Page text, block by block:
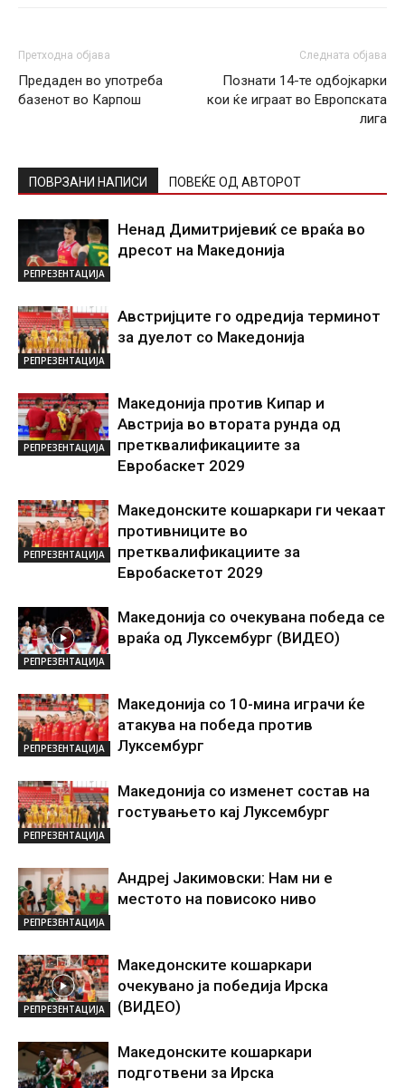
Претходна објава
Предаден во употреба
базенот во Карпош
Следната објава
Познати 14-те одбојкарки
кои ќе играат во Европската
лига
ПОВРЗАНИ НАПИСИ ПОВЕЌЕ ОД АВТОРОТ
РЕПРЕЗЕНТАЦИЈА
Ненад Димитријевиќ се враќа во
дресот на Македонија
РЕПРЕЗЕНТАЦИЈА
Австријците го одредија терминот
за дуелот со Македонија
РЕПРЕЗЕНТАЦИЈА
Македонија против Кипар и
Австрија во втората рунда од
претквалификациите за
Евробаскет 2029
РЕПРЕЗЕНТАЦИЈА
Македонските кошаркари ги чекаат
противниците во
претквалификациите за
Евробаскетот 2029
РЕПРЕЗЕНТАЦИЈА
Македонија со очекувана победа се
враќа од Луксембург (ВИДЕО)
РЕПРЕЗЕНТАЦИЈА
Македонија со 10-мина играчи ќе
атакува на победа против
Луксембург
РЕПРЕЗЕНТАЦИЈА
Македонија со изменет состав на
гостувањето кај Луксембург
РЕПРЕЗЕНТАЦИЈА
Андреј Јакимовски: Нам ни е
местото на повисоко ниво
РЕПРЕЗЕНТАЦИЈА
Македонските кошаркари
очекувано ја победија Ирска
(ВИДЕО)
Македонските кошаркари
подготвени за Ирска